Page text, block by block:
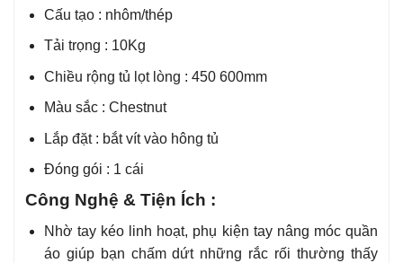
Cấu tạo : nhôm/thép
Tải trọng : 10Kg
Chiều rộng tủ lọt lòng : 450 600mm
Màu sắc : Chestnut
Lắp đặt : bắt vít vào hông tủ
Đóng gói : 1 cái
Công Nghệ & Tiện Ích :
Nhờ tay kéo linh hoạt, phụ kiện tay nâng móc quần
áo giúp bạn chấm dứt những rắc rối thường thấy